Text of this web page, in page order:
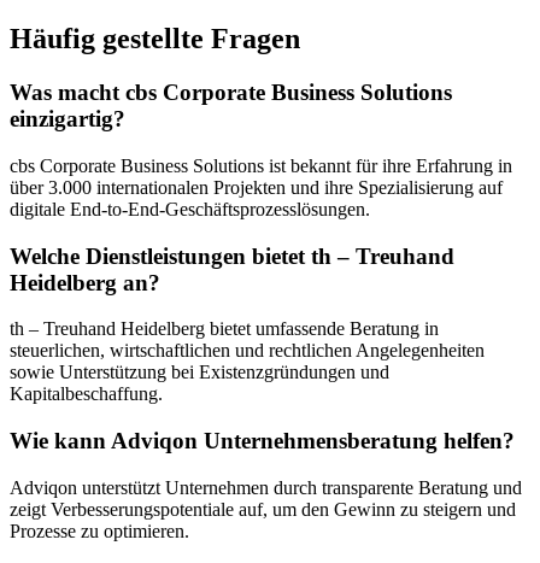
Häufig gestellte Fragen
Was macht cbs Corporate Business Solutions
einzigartig?
cbs Corporate Business Solutions ist bekannt für ihre Erfahrung in
über 3.000 internationalen Projekten und ihre Spezialisierung auf
digitale End-to-End-Geschäftsprozesslösungen.
Welche Dienstleistungen bietet th – Treuhand
Heidelberg an?
th – Treuhand Heidelberg bietet umfassende Beratung in
steuerlichen, wirtschaftlichen und rechtlichen Angelegenheiten
sowie Unterstützung bei Existenzgründungen und
Kapitalbeschaffung.
Wie kann Adviqon Unternehmensberatung helfen?
Adviqon unterstützt Unternehmen durch transparente Beratung und
zeigt Verbesserungspotentiale auf, um den Gewinn zu steigern und
Prozesse zu optimieren.